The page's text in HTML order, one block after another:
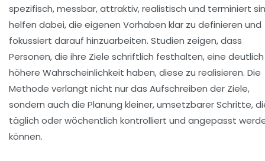
spezifisch, messbar, attraktiv, realistisch und terminiert
helfen dabei, die eigenen Vorhaben klar zu definieren und
fokussiert darauf hinzuarbeiten. Studien zeigen, dass
Personen, die ihre Ziele schriftlich festhalten, eine deutlich
höhere Wahrscheinlichkeit haben, diese zu realisieren. Die
Methode verlangt nicht nur das Aufschreiben der Ziele,
sondern auch die Planung kleiner, umsetzbarer Schritte,
täglich oder wöchentlich kontrolliert und angepasst
können.